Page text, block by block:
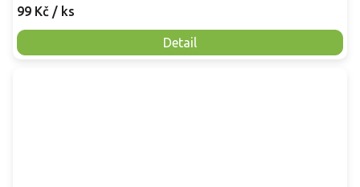
99 Kč / ks
Detail